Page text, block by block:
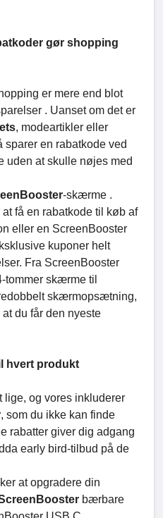
gør shopping
er mere end blot
. Uanset om det er
, modeartikler eller
en rabatkode ved
uden at skulle nøjes med
-skærme .
få en rabatkode til køb af
eller en ScreenBooster
kuponer helt
Fra ScreenBooster
tommer skærme til
skærmopsætning,
du får den nyeste
hvert produkt
lige, og vores inkluderer
, som du ikke kan finde
rabatter giver dig adgang
early bird-tilbud på de
at opgradere din
bærbare